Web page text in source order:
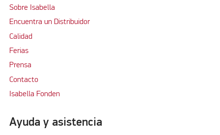
Sobre Isabella
Encuentra un Distribuidor
Calidad
Ferias
Prensa
Contacto
Isabella Fonden
Ayuda y asistencia